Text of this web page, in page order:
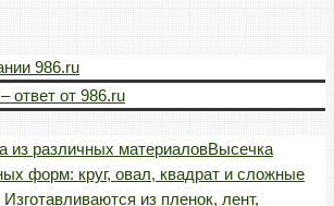
986.ru
ответ от 986.ru
из различных материаловВысечка
форм: круг, овал, квадрат и сложные
из пленок, лент,